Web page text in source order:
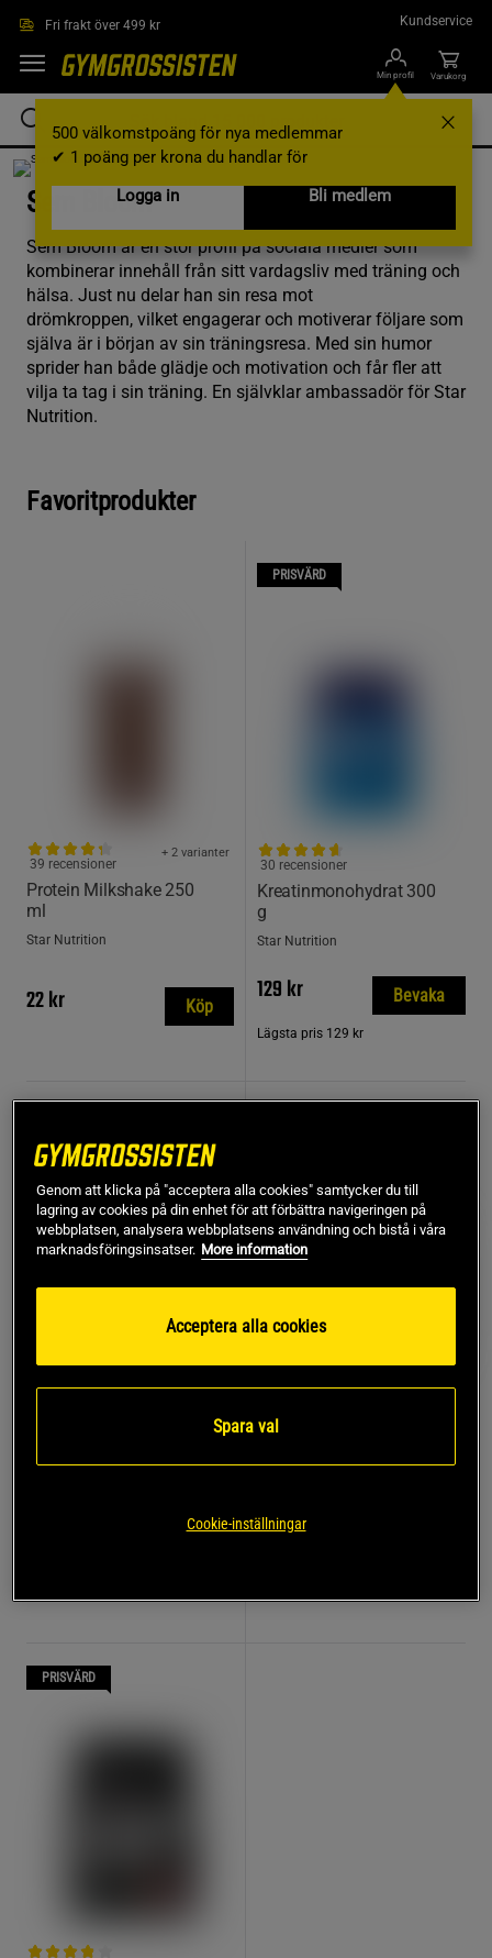
Fri frakt över 499 kr Kundservice
Min profil
500 välkomstpoäng för nya medlemmar
✔ 1 poäng per krona du handlar för
Logga in
Bli medlem
Varukorg
Sem Bloom
Sem Bloom är en stor profil på sociala medier som
kombinerar innehåll från sitt vardagsliv med träning och
hälsa. Just nu delar han sin resa mot
drömkroppen, vilket engagerar och motiverar följare som
själva är i början av sin träningsresa. Med sin humor
sprider han både glädje och motivation och får fler att
vilja ta tag i sin träning. En självklar ambassadör för Star
Nutrition.
Favoritprodukter
Protein Milkshake 250
ml
+ 2 varianter
39 recensioner
Star Nutrition
22 kr Köp
PRISVÄRD
Kreatinmonohydrat 300
g
30 recensioner
Star Nutrition
129 kr
Lägsta pris 129 kr
Bevaka
Ultimate Electrolytes,
PRISVÄRD
Genom att klicka på "acceptera alla cookies" samtycker du till
lagring av cookies på din enhet för att förbättra navigeringen på
webbplatsen, analysera webbplatsens användning och bistå i våra
marknadsföringsinsatser. More information
Acceptera alla cookies
Spara val
Cookie-inställningar